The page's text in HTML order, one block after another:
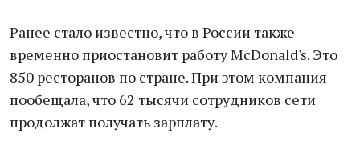
Ранее стало известно, что в России также
временно приостановит работу McDonald's. Это
850 ресторанов по стране. При этом компания
пообещала, что 62 тысячи сотрудников сети
продолжат получать зарплату.